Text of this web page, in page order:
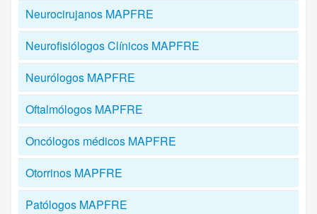
Neurocirujanos MAPFRE
Neurofisiólogos Clínicos MAPFRE
Neurólogos MAPFRE
Oftalmólogos MAPFRE
Oncólogos médicos MAPFRE
Otorrinos MAPFRE
Patólogos MAPFRE